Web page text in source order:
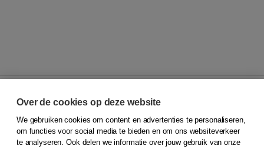
© 2026Koninklijke Boom uitgevers
Klantenservice
Over de cookies op deze website
We gebruiken cookies om content en advertenties te personaliseren,
om functies voor social media te bieden en om ons websiteverkeer
te analyseren. Ook delen we informatie over jouw gebruik van onze